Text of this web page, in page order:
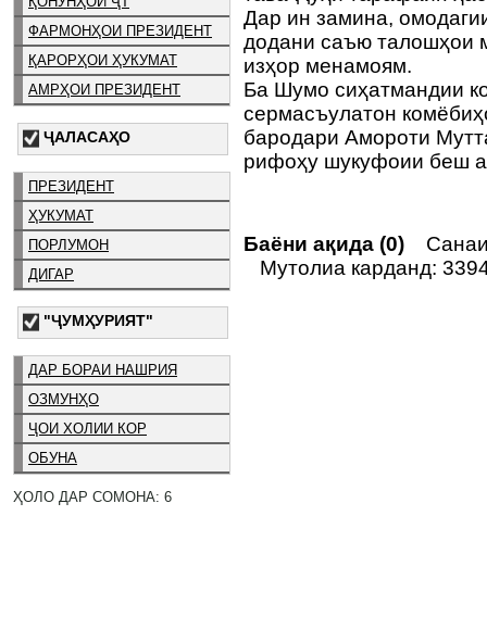
ФАРМОНҲОИ ПРЕЗИДЕНТ
ҚАРОРҲОИ ҲУКУМАТ
АМРҲОИ ПРЕЗИДЕНТ
ҶАЛАСАҲО
ПРЕЗИДЕНТ
ҲУКУМАТ
ПОРЛУМОН
ДИГАР
"ҶУМҲУРИЯТ"
ДАР БОРАИ НАШРИЯ
ОЗМУНҲО
ҶОИ ХОЛИИ КОР
ОБУНА
ҲОЛО ДАР СОМОНА: 6
Дар ин замина,
додани саъю талошҳои
изҳор менамоям.
Ба Шумо сиҳатмандии
сермасъулатон
бародари Амороти
рифоҳу шукуфоии беш
Баёни ақида (0)
Мутолиа карданд: